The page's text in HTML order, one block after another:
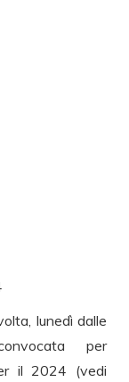
lunedì dalle
per
il 2024 (vedi